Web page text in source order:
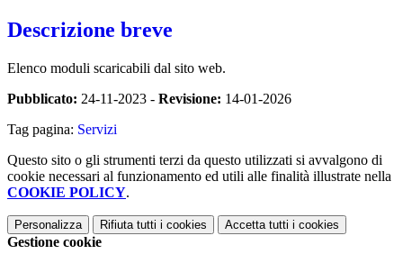
Descrizione breve
Elenco moduli scaricabili dal sito web.
Pubblicato: 24-11-2023 - Revisione: 14-01-2026
Tag pagina: Servizi
Questo sito o gli strumenti terzi da questo utilizzati si avvalgono di
cookie necessari al funzionamento ed utili alle finalità illustrate nella
COOKIE POLICY.
Personalizza Rifiuta tutti i cookies Accetta tutti i cookies
Gestione cookie